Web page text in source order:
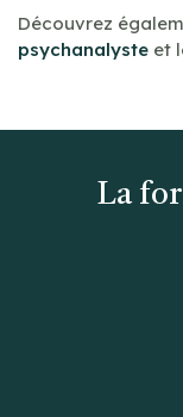
Découvrez
psychanalyste et
La